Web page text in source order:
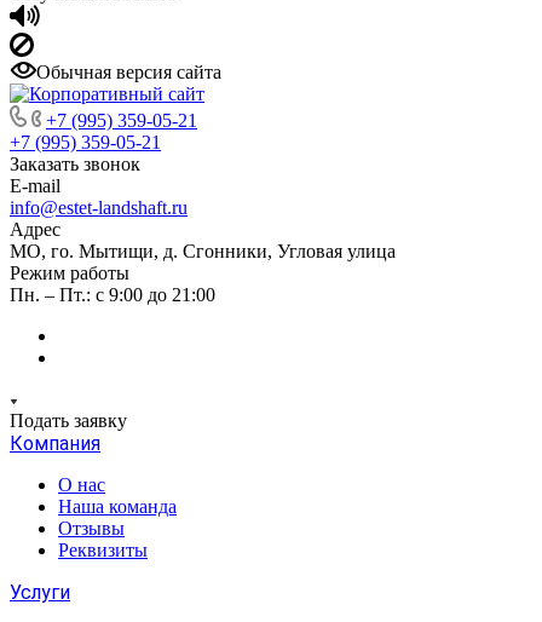
Обычная версия сайта
+7 (995) 359-05-21
+7 (995) 359-05-21
Заказать звонок
E-mail
info@estet-landshaft.ru
Адрес
МО, го. Мытищи, д. Сгонники, Угловая улица
Режим работы
Пн. – Пт.: с 9:00 до 21:00
Подать заявку
Компания
О нас
Наша команда
Отзывы
Реквизиты
Услуги